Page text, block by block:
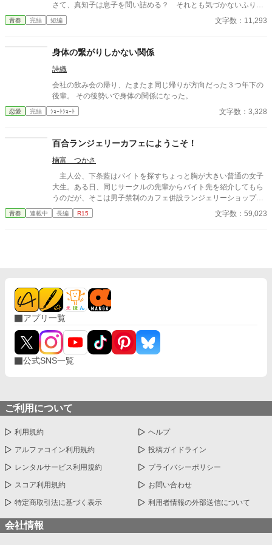
さて、真知子は息子を問い詰める？ それとも気づかないふりを
青春 完結 短編 文字数：11,293
身体の繋がりしかない関係
詩織
会社の飲み会の帰り、たまたま同じ帰りが方向だった３つ年下の
後輩。 その後勢いで身体の関係になった。
恋愛 完結 ｼｮｰﾄｼｮｰﾄ 文字数：3,328
百合ランジェリーカフェにようこそ！
楠富 つかさ
主人公、下条藍はバイトを探すちょっと胸が大きい普通の女子
大生。ある日、同じサークルの先輩からバイト先を紹介してもら
うのだが、そこは男子禁制のカフェ併設ランジェリーショップ
で！？ ちょっとハレンチなお仕事カフェライフ、始まりま
す！！ ※この物語はフィクションであり実在の人物・団体・法律
青春 連載中 長編 R15 文字数：59,023
アプリ一覧
公式SNS一覧
ご利用について
利用規約 ヘルプ
アルファコイン利用規約 投稿ガイドライン
レンタルサービス利用規約 プライバシーポリシー
スコア利用規約 お問い合わせ
特定商取引法に基づく表示 利用者情報の外部送信について
会社情報